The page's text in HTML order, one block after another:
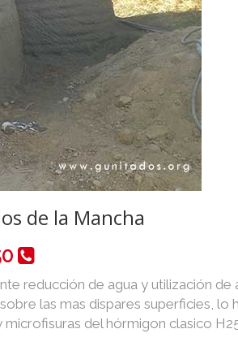
de la Mancha
reducción de agua y utilización de
las mas dispares superficies, lo
del hórmigon clasico